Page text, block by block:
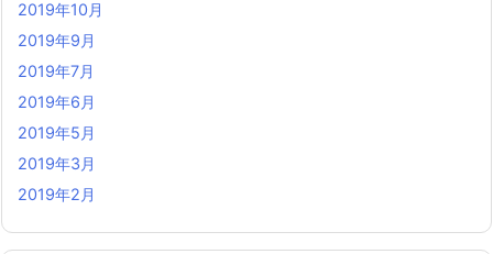
2019年10月
2019年9月
2019年7月
2019年6月
2019年5月
2019年3月
2019年2月